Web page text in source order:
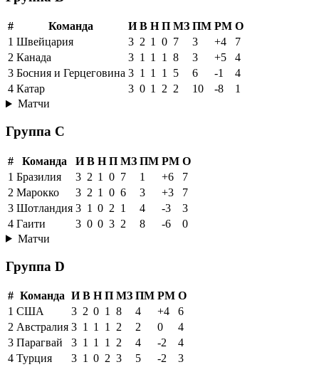
# Команда И В Н П МЗ ПМ РМ О
1 Швейцария 3 2 1 0 7 3 +4
7
2 Канада 3 1 1 1 8 3 +5
4
3 Босния и Герцеговина 3 1 1 1 5 6 -1
4
4 Катар 3 0 1 2 2 10 -8
1
Матчи
Группа C
# Команда И В Н П МЗ ПМ РМ О
1 Бразилия 3 2 1 0 7 1 +6
7
2 Марокко 3 2 1 0 6 3 +3
7
3 Шотландия 3 1 0 2 1 4 -3
3
4 Гаити 3 0 0 3 2 8 -6
0
Матчи
Группа D
# Команда И В Н П МЗ ПМ РМ О
1 США 3 2 0 1 8 4 +4
6
2 Австралия 3 1 1 1 2 2 0
4
3 Парагвай 3 1 1 1 2 4 -2
4
4 Турция 3 1 0 2 3 5 -2
3